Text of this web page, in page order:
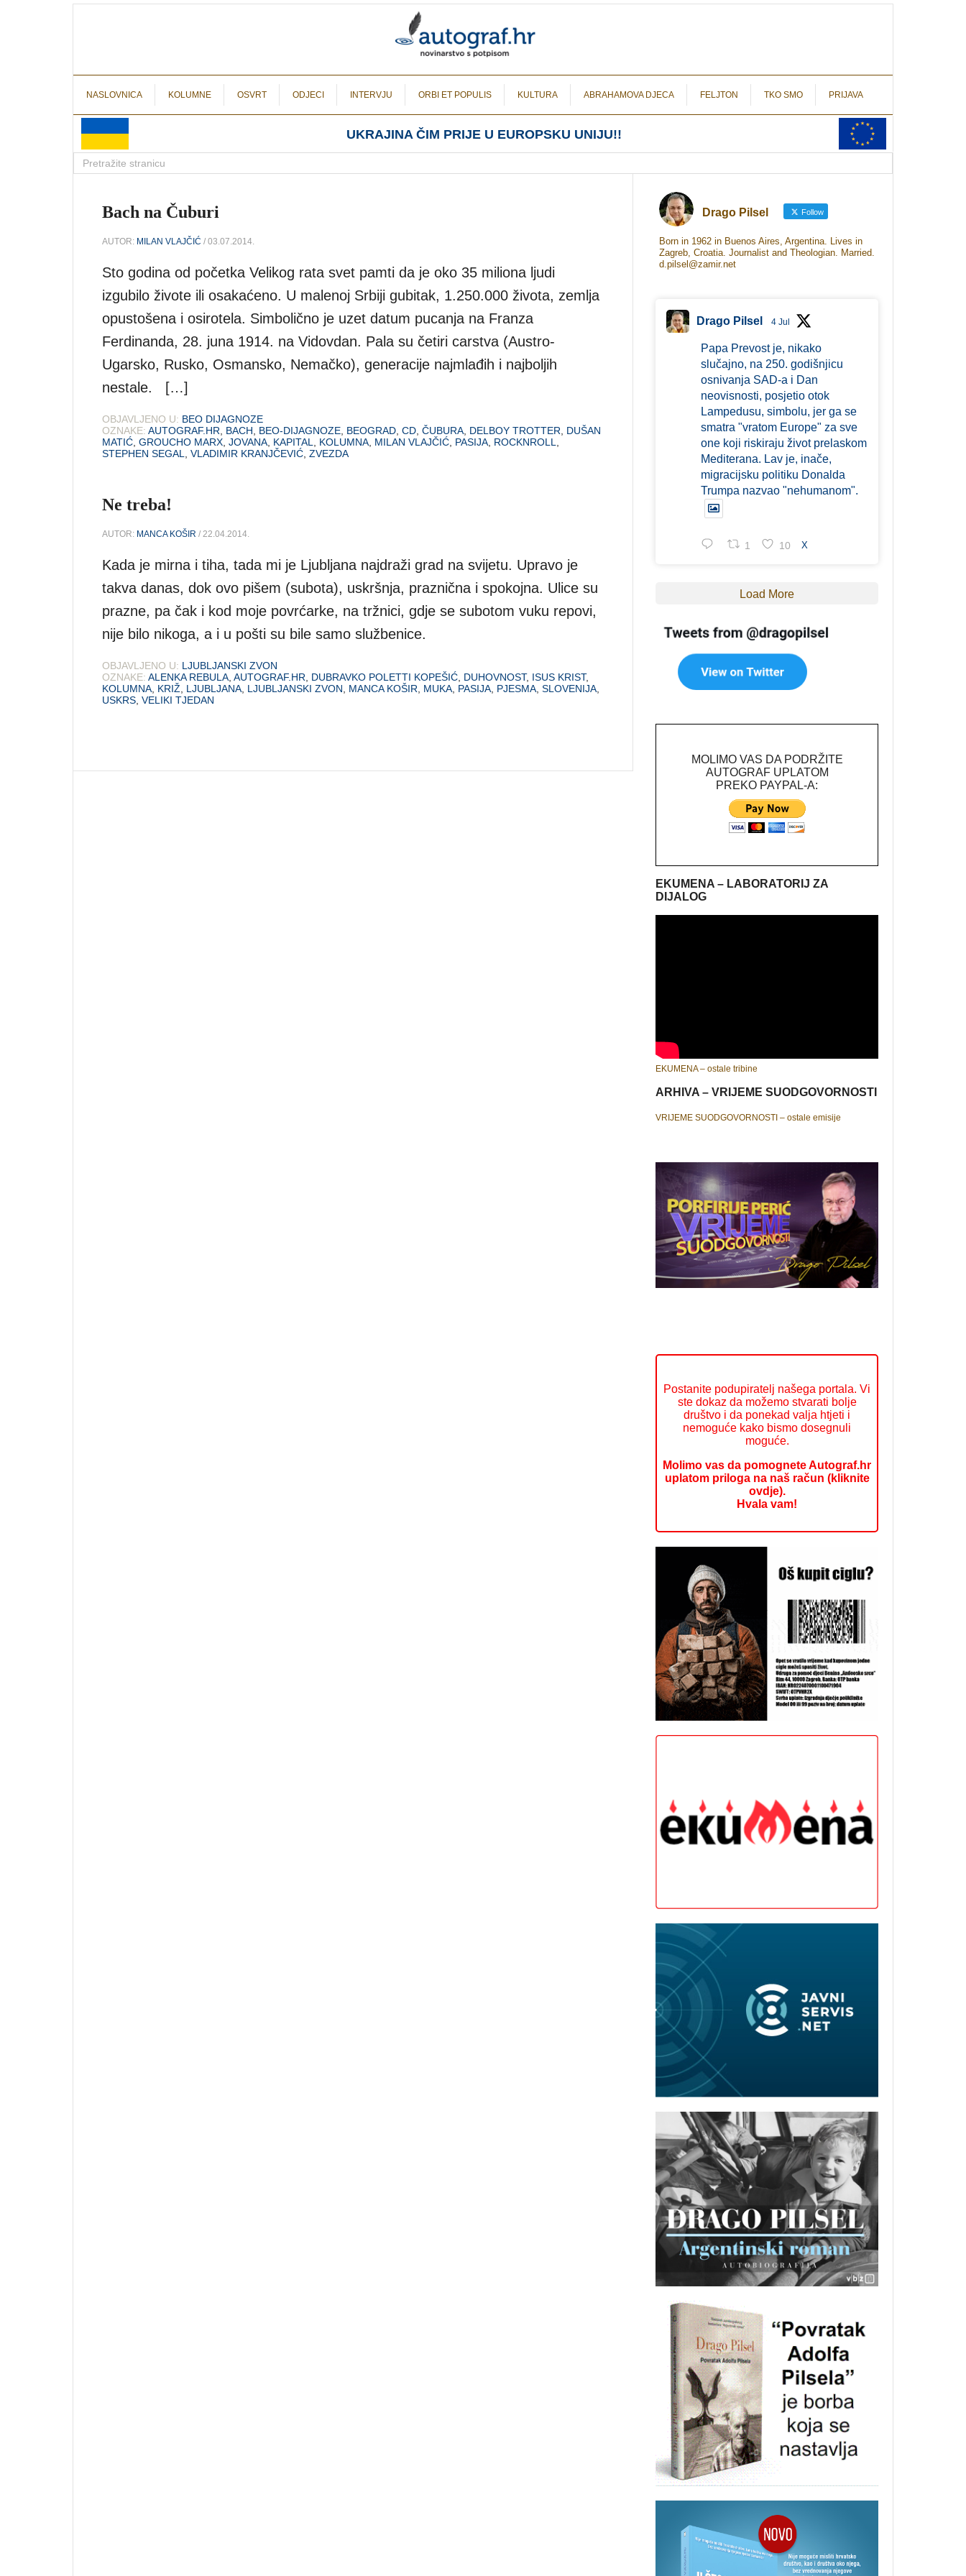
NASLOVNICA KOLUMNE OSVRT ODJECI INTERVJU ORBI ET POPULIS KULTURA ABRAHAMOVA DJECA FELJTON TKO SMO PRIJAVA
UKRAJINA ČIM PRIJE U EUROPSKU UNIJU!!
Bach na Čuburi
AUTOR: MILAN VLAJČIĆ / 03.07.2014.
Sto godina od početka Velikog rata svet pamti da je oko 35 miliona ljudi
izgubilo živote ili osakaćeno. U malenoj Srbiji gubitak, 1.250.000 života, zemlja
opustošena i osirotela. Simbolično je uzet datum pucanja na Franza
Ferdinanda, 28. juna 1914. na Vidovdan. Pala su četiri carstva (Austro-
Ugarsko, Rusko, Osmansko, Nemačko), generacije najmlađih i najboljih
nestale. […]
OBJAVLJENO U: BEO DIJAGNOZE
OZNAKE: AUTOGRAF.HR BACH BEO-DIJAGNOZE BEOGRAD CD ČUBURA DELBOY TROTTER
DUŠAN
MATIĆ GROUCHO MARX JOVANA KAPITAL KOLUMNA MILAN VLAJČIĆ PASIJA ROCKNROLL
STEPHEN SEGAL
VLADIMIR KRANJČEVIĆ ZVEZDA
Ne treba!
AUTOR: MANCA KOŠIR / 22.04.2014.
Kada je mirna i tiha, tada mi je Ljubljana najdraži grad na svijetu. Upravo je
takva danas, dok ovo pišem (subota), uskršnja, praznična i spokojna. Ulice su
prazne, pa čak i kod moje povrćarke, na tržnici, gdje se subotom vuku repovi,
nije bilo nikoga, a i u pošti su bile samo službenice.
OBJAVLJENO U: LJUBLJANSKI ZVON
OZNAKE: ALENKA REBULA AUTOGRAF.HR DUBRAVKO POLETTI KOPEŠIĆ DUHOVNOST, ISUS KRIST,
KOLUMNA KRIŽ LJUBLJANA LJUBLJANSKI ZVON MANCA KOŠIR MUKA PASIJA PJESMA SLOVENIJA
USKRS VELIKI TJEDAN
Drago Pilsel Follow
Born in 1962 in Buenos Aires, Argentina. Lives in
Zagreb, Croatia. Journalist and Theologian. Married.
d.pilsel@zamir.net
Drago Pilsel 4 Jul
Papa Prevost je, nikako
slučajno, na 250. godišnjicu
osnivanja SAD-a i Dan
neovisnosti, posjetio otok
Lampedusu, simbolu, jer ga se
smatra "vratom Europe" za sve
one koji riskiraju život prelaskom
Mediterana. Lav je, inače,
migracijsku politiku Donalda
Trumpa nazvao "nehumanom".
1 10 X
Load More
MOLIMO VAS DA PODRŽITE
AUTOGRAF UPLATOM
PREKO PAYPAL-A:
EKUMENA – LABORATORIJ ZA
DIJALOG
EKUMENA – ostale tribine
ARHIVA – VRIJEME SUODGOVORNOSTI
VRIJEME SUODGOVORNOSTI – ostale emisije
Postanite podupiratelj našega portala. Vi
ste dokaz da možemo stvarati bolje
društvo i da ponekad valja htjeti i
nemoguće kako bismo dosegnuli
moguće.
Molimo vas da pomognete Autograf.hr
uplatom priloga na naš račun (kliknite
ovdje).
Hvala vam!